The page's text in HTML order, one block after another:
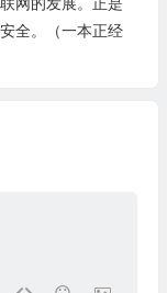
网的发展。正是
全。（一本正经